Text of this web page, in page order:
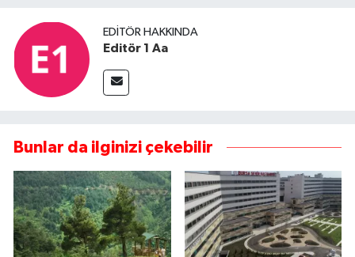
EDITÖR HAKKINDA
Editör 1 Aa
Bunlar da ilginizi çekebilir